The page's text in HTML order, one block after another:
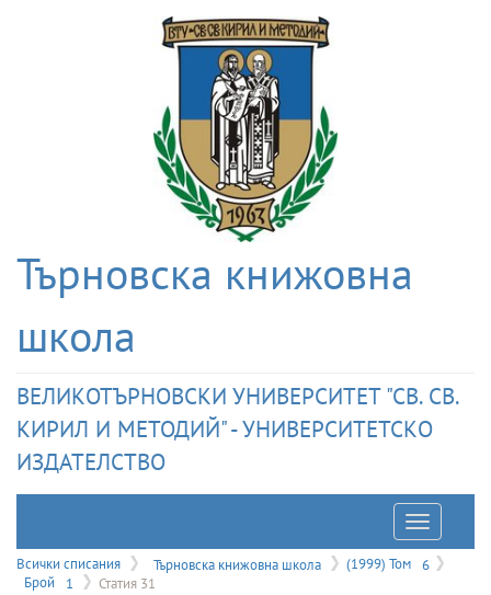
Търновска книжовна
школа
ВЕЛИКОТЪРНОВСКИ УНИВЕРСИТЕТ "СВ. СВ.
КИРИЛ И МЕТОДИЙ" - УНИВЕРСИТЕТСКО
ИЗДАТЕЛСТВО
Отваряне
на
Всички списания Търновска книжовна школа (1999) Том
6
Брой
1 Статия 31